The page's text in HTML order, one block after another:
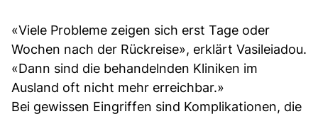
«Viele Probleme zeigen sich erst Tage oder
Wochen nach der Rückreise», erklärt Vasileiadou.
«Dann sind die behandelnden Kliniken im
Ausland oft nicht mehr erreichbar.»
Bei gewissen Eingriffen sind Komplikationen, die